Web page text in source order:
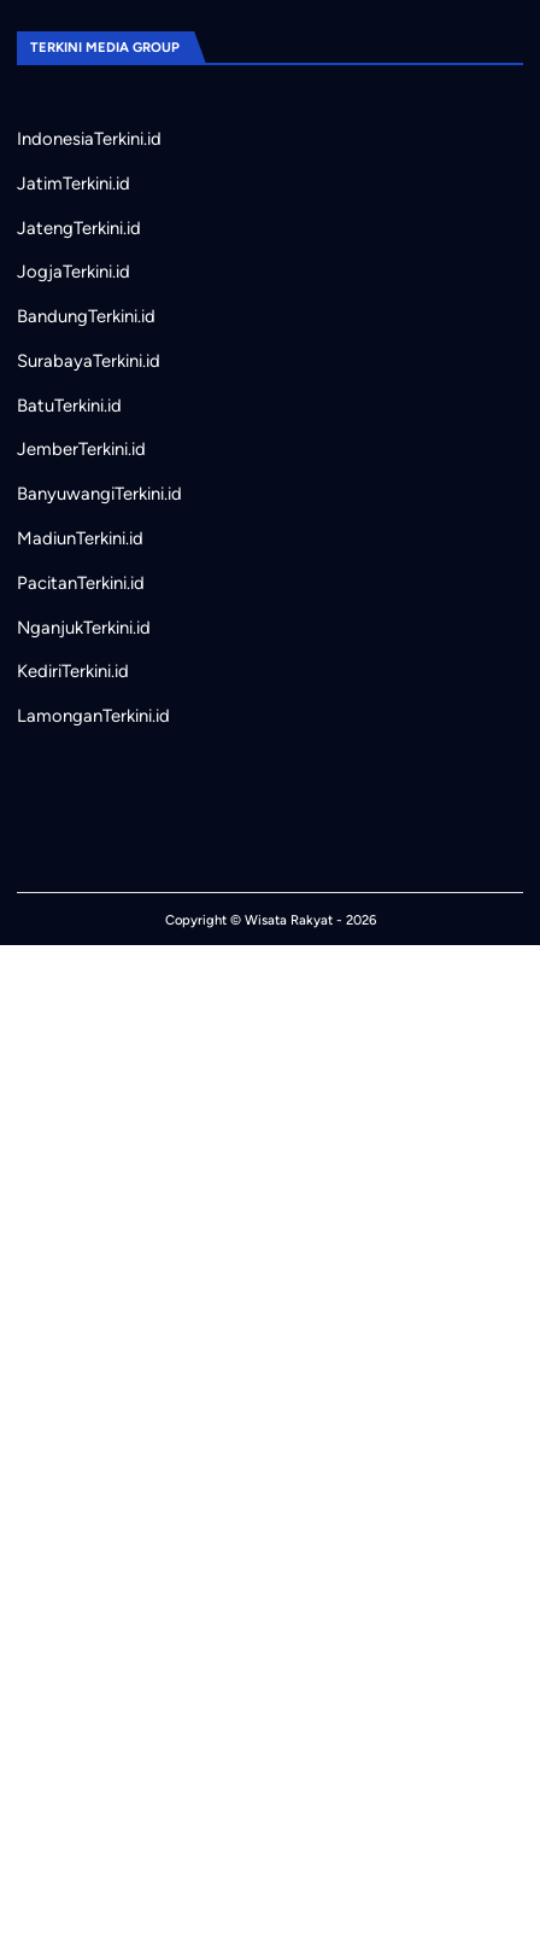
TERKINI MEDIA GROUP
IndonesiaTerkini.id
JatimTerkini.id
JatengTerkini.id
JogjaTerkini.id
BandungTerkini.id
SurabayaTerkini.id
BatuTerkini.id
JemberTerkini.id
BanyuwangiTerkini.id
MadiunTerkini.id
PacitanTerkini.id
NganjukTerkini.id
KediriTerkini.id
LamonganTerkini.id
Copyright © Wisata Rakyat- 2026